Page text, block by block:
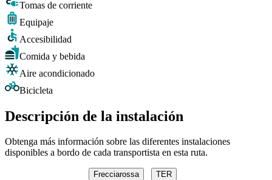
Tomas de corriente
Equipaje
Accesibilidad
Comida y bebida
Aire acondicionado
Bicicleta
Descripción de la instalación
Obtenga más información sobre las diferentes instalaciones
disponibles a bordo de cada transportista en esta ruta.
Frecciarossa TER